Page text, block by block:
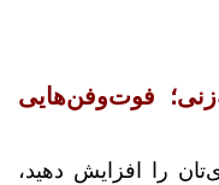
فوت‌وفن‌هایی
را افزایش دهید،